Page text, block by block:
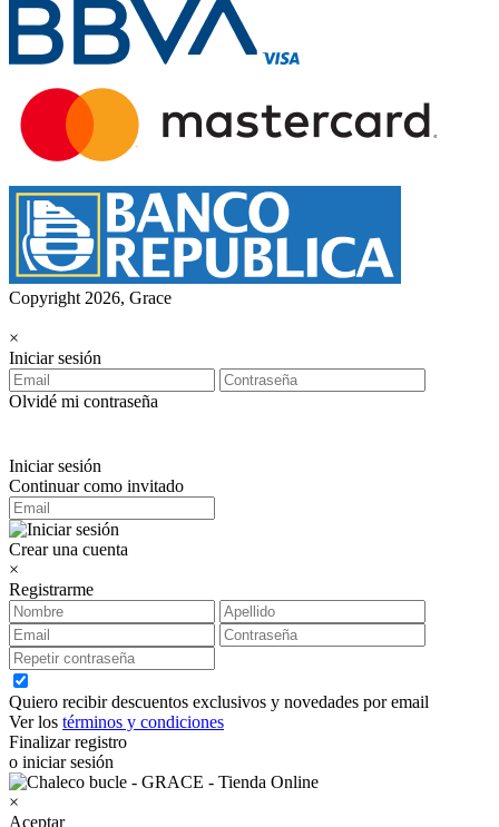
Copyright 2026, Grace
×
Iniciar sesión
Olvidé mi contraseña
Iniciar sesión
Continuar como invitado
Crear una cuenta
×
Registrarme
Quiero recibir descuentos exclusivos y novedades por email
Ver los términos y condiciones
Finalizar registro
o iniciar sesión
×
Aceptar